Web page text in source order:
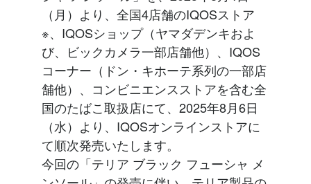
（月）より、全国4店舗のIQOSストア
※、IQOSショップ（ヤマダデンキおよ
び、ビックカメラ一部店舗他）、IQOS
コーナー（ドン・キホーテ系列の一部店
舗他）、コンビニエンスストアを含む全
国のたばこ取扱店にて、2025年8月6日
（水）より、IQOSオンラインストアに
て順次発売いたします。
今回の「テリア ブラック フューシャ メ